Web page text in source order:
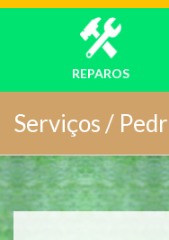
REPAROS
Serviços /